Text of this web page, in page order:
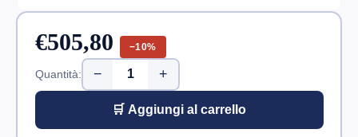
€505,80 −10%
Quantità: − +
🛒 Aggiungi al carrello